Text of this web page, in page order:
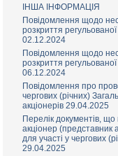
ІНША ІНФОРМАЦІЯ
Повідомлення щодо
розкриття
02.12.2024
Повідомлення щодо
розкриття
06.12.2024
Повідомлення про
чергових (річних)
акціонерів 29.04.2025
Перелік документів,
акціонер (представник
для участі у чергових
29.04.2025